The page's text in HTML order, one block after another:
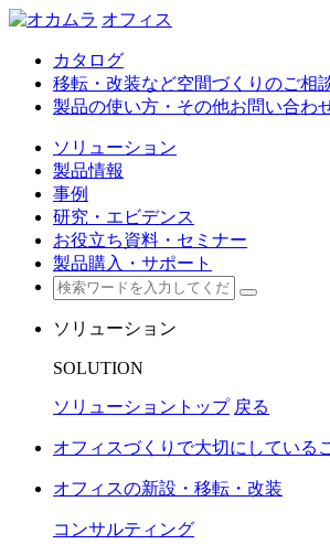
オフィス
カタログ
移転・改装など空間づくりのご相
製品の使い方・その他お問い合わ
ソリューション
製品情報
事例
研究・エビデンス
お役立ち資料・セミナー
製品購入・サポート
ソリューション
SOLUTION
ソリューショントップ 戻る
オフィスづくりで大切にしている
オフィスの新設・移転・改装
コンサルティング